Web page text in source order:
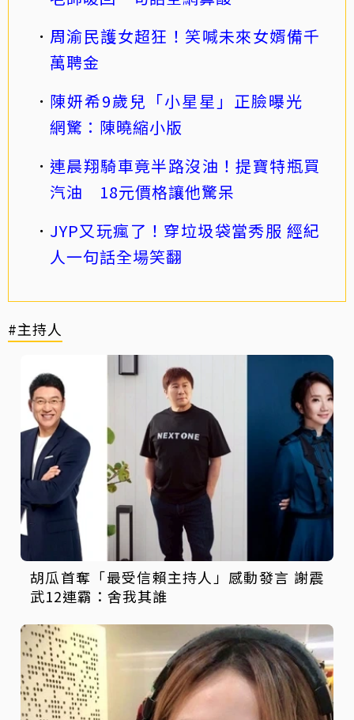
周渝民護女超狂！笑喊未來女婿備千
萬聘金
陳妍希9歲兒「小星星」正臉曝光
網驚：陳曉縮小版
連晨翔騎車竟半路沒油！提寶特瓶買
汽油 18元價格讓他驚呆
JYP又玩瘋了！穿垃圾袋當秀服 經紀
人一句話全場笑翻
#主持人
胡瓜首奪「最受信賴主持人」感動發言 謝震
武12連霸：舍我其誰